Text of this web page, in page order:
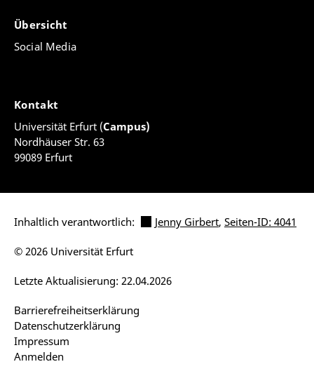
Übersicht
Social Media
Kontakt
Universität Erfurt (Campus)
Nordhäuser Str. 63
99089 Erfurt
Inhaltlich verantwortlich: Jenny Girbert, Seiten-ID: 4041
Barrierefreiheitserklärung
Datenschutzerklärung
Impressum
Anmelden
Letzte Aktualisierung: 22.04.2026
© 2026 Universität Erfurt